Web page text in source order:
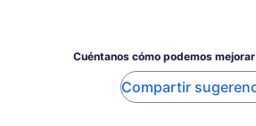
Cuéntanos cómo podemos
Compartir